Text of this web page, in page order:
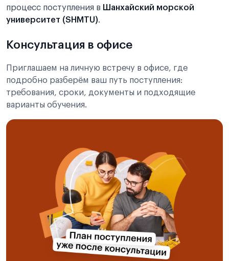
процесс поступления в Шанхайский морской
университет (SHMTU).
Консультация в офисе
Приглашаем на личную встречу в офисе, где
подробно разберём ваш путь поступления:
требования, сроки, документы и подходящие
варианты обучения.